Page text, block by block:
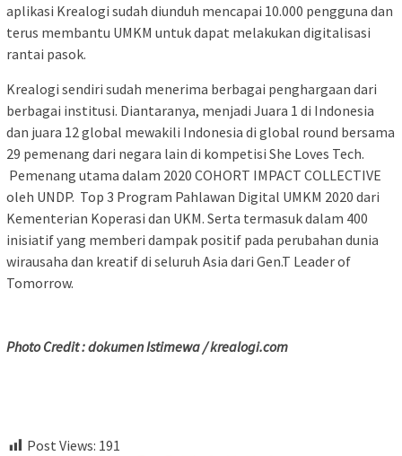
aplikasi Krealogi sudah diunduh mencapai 10.000 pengguna dan
terus membantu UMKM untuk dapat melakukan digitalisasi
rantai pasok.
Krealogi sendiri sudah menerima berbagai penghargaan dari
berbagai institusi. Diantaranya, menjadi Juara 1 di Indonesia
dan juara 12 global mewakili Indonesia di global round bersama
29 pemenang dari negara lain di kompetisi She Loves Tech.
Pemenang utama dalam 2020 COHORT IMPACT COLLECTIVE
oleh UNDP. Top 3 Program Pahlawan Digital UMKM 2020 dari
Kementerian Koperasi dan UKM. Serta termasuk dalam 400
inisiatif yang memberi dampak positif pada perubahan dunia
wirausaha dan kreatif di seluruh Asia dari Gen.T Leader of
Tomorrow.
Photo Credit : dokumen Istimewa / krealogi.com
Post Views: 191